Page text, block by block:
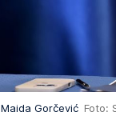
Maida Gorčević Foto: